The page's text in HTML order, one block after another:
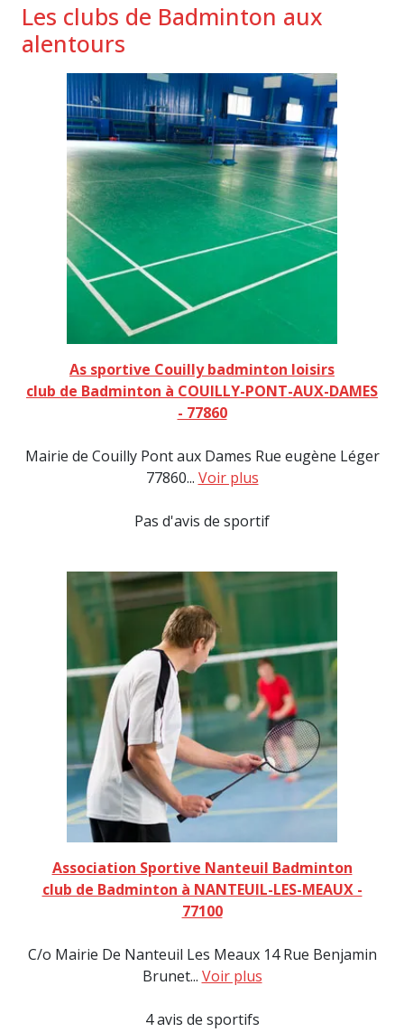
Les clubs de Badminton aux
alentours
As sportive Couilly badminton loisirs
club de Badminton à COUILLY-PONT-AUX-DAMES
- 77860
Mairie de Couilly Pont aux Dames Rue eugène Léger
77860... Voir plus
Pas d'avis de sportif
Association Sportive Nanteuil Badminton
club de Badminton à NANTEUIL-LES-MEAUX -
77100
C/o Mairie De Nanteuil Les Meaux 14 Rue Benjamin
Brunet... Voir plus
4 avis de sportifs